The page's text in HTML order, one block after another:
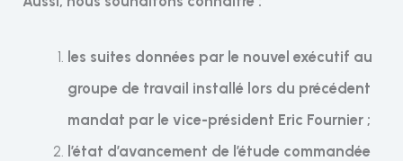
les suites données par le nouvel exécutif au
groupe de travail installé lors du précédent
mandat par le vice-président Eric Fournier ;
l’état d’avancement de l’étude commandée